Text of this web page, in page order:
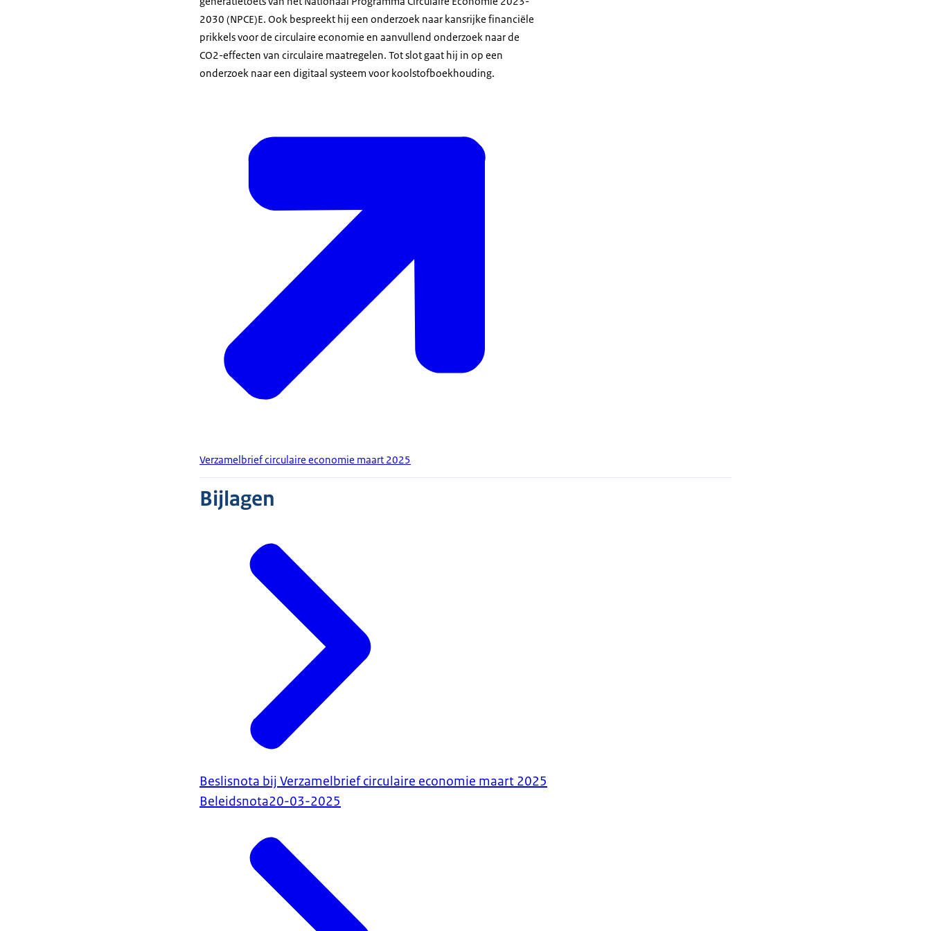
2030 (NPCE)E. Ook bespreekt hij een onderzoek naar kansrijke financiële
prikkels voor de circulaire economie en aanvullend onderzoek naar de
CO2-effecten van circulaire maatregelen. Tot slot gaat hij in op een
onderzoek naar een digitaal systeem voor koolstofboekhouding.
Verzamelbrief circulaire economie maart 2025
Bijlagen
Beslisnota bij Verzamelbrief circulaire economie maart 2025
Beleidsnota20-03-2025